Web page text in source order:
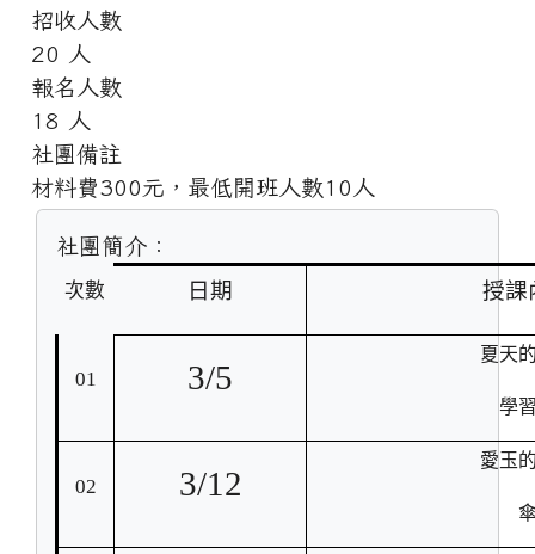
招收人數
20 人
報名人數
18 人
社團備註
材料費300元，最低開班人數10人
社團簡介：
次數
日期 授課
01 3/5
夏天
學
02 3/12
愛玉